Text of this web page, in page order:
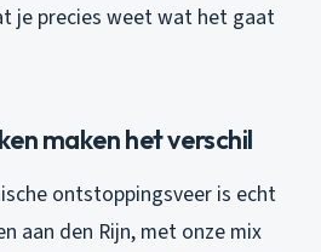
je precies weet wat het gaat
maken het verschil
ontstoppingsveer is echt
aan den Rijn, met onze mix